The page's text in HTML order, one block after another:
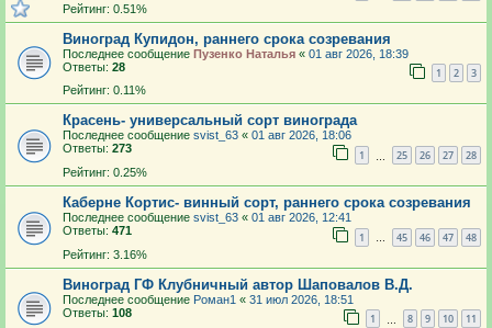
Рейтинг: 0.51%
Виноград Купидон, раннего срока созревания
Последнее сообщение Пузенко Наталья « 01 авг 2026, 18:39
Ответы: 28 1 2 3
Рейтинг: 0.11%
Красень- универсальный сорт винограда
Последнее сообщение svist_63 « 01 авг 2026, 18:06
Ответы: 273 1 25 26 27 28
Рейтинг: 0.25%
Каберне Кортис- винный сорт, раннего срока созревания
Последнее сообщение svist_63 « 01 авг 2026, 12:41
Ответы: 471 1 … 45 46 47 48
Рейтинг: 3.16%
Виноград ГФ Клубничный автор Шаповалов В.Д.
Последнее сообщение Роман1 « 31 июл 2026, 18:51
Ответы: 108 1 8 9 10 11